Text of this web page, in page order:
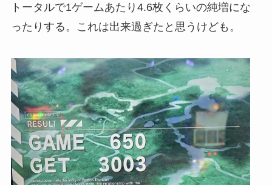
トータルで1ゲームあたり4.6枚くらいの純増にな
ったりする。これは出来過ぎたと思うけども。